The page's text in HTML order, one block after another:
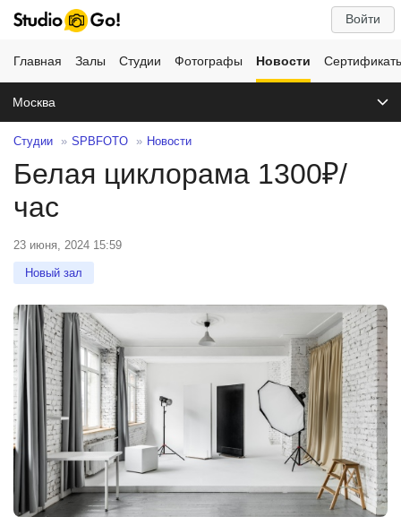
Войти
Главная Залы Студии Фотографы Новости
Москва
Студии SPBFOTO Новости
Белая циклорама 1300₽/
час
23 июня, 2024 15:59
Новый зал